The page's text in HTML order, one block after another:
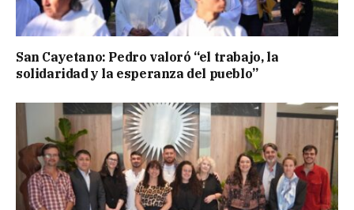
San Cayetano: Pedro valoró “el trabajo, la
solidaridad y la esperanza del pueblo”